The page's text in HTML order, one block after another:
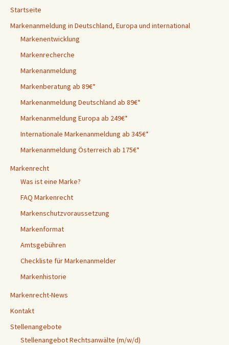
Startseite
Markenanmeldung in Deutschland, Europa und international
Markenentwicklung
Markenrecherche
Markenanmeldung
Markenberatung ab 89€*
Markenanmeldung Deutschland ab 89€*
Markenanmeldung Europa ab 249€*
Internationale Markenanmeldung ab 345€*
Markenanmeldung Österreich ab 175€*
Markenrecht
Was ist eine Marke?
FAQ Markenrecht
Markenschutzvoraussetzung
Markenformat
Amtsgebühren
Checkliste für Markenanmelder
Markenhistorie
Markenrecht-News
Kontakt
Stellenangebote
Stellenangebot Rechtsanwälte (m/w/d)